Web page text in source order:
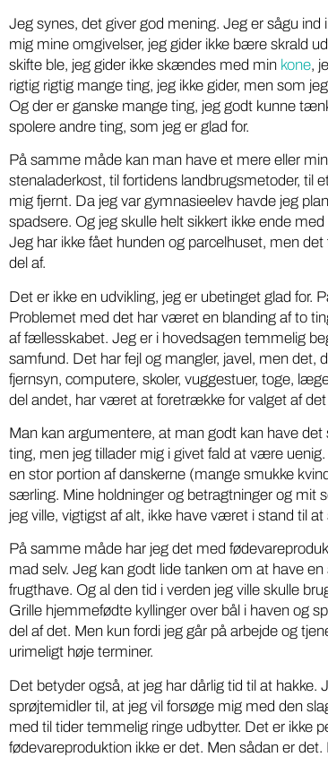
Jeg synes, det giver god mening. Jeg er sågu
mig mine omgivelser, jeg gider ikke bære skrald
skifte ble, jeg gider ikke skændes med min kone,
rigtig rigtig mange ting, jeg ikke gider, men som
Og der er ganske mange ting, jeg godt kunne
spolere andre ting, som jeg er glad for.
På samme måde kan man have et mere eller
stenaladerkost, til fortidens landbrugsmetoder, til
mig fjernt. Da jeg var gymnasieelev havde jeg
spadsere. Og jeg skulle helt sikkert ikke ende
Jeg har ikke fået hunden og parcelhuset, men
del af.
Det er ikke en udvikling, jeg er ubetinget glad for.
Problemet med det har været en blanding af to
af fællesskabet. Jeg er i hovedsagen temmelig
samfund. Det har fejl og mangler, javel, men det,
fjernsyn, computere, skoler, vuggestuer, toge,
del andet, har været at foretrække for valget af det
Man kan argumentere, at man godt kan have
ting, men jeg tillader mig i givet fald at være
en stor portion af danskerne (mange smukke
særling. Mine holdninger og betragtninger og mit
jeg ville, vigtigst af alt, ikke have været i stand til
På samme måde har jeg det med
mad selv. Jeg kan godt lide tanken om at have
frugthave. Og al den tid i verden jeg ville skulle
Grille hjemmefødte kyllinger over bål i haven og
del af det. Men kun fordi jeg går på arbejde og
urimeligt høje terminer.
Det betyder også, at jeg har dårlig tid til at hakke.
sprøjtemidler til, at jeg vil forsøge mig med den
med til tider temmelig ringe udbytter. Det er ikke
fødevareproduktion ikke er det. Men sådan er
DR podcasts om pesticider
bør være pligtlytning for alle
med pesticidholdninger
To DR-podcasts om kemikalier med Huxi
Bach som vært og Nina Cedergreen som
gæst, bør være pligtlytning for alle med ...